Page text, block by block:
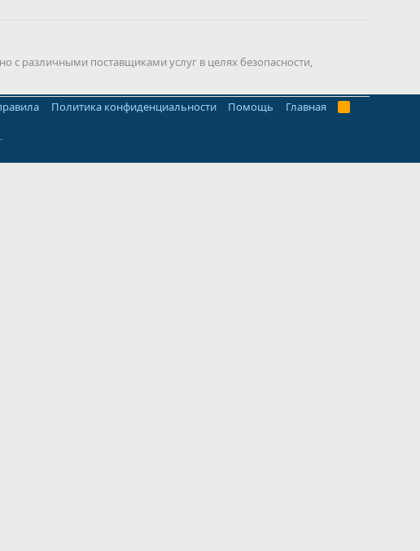
Политика конфиденциальности Помощь Главная
R
с различными поставщиками услуг в целях безопасности,